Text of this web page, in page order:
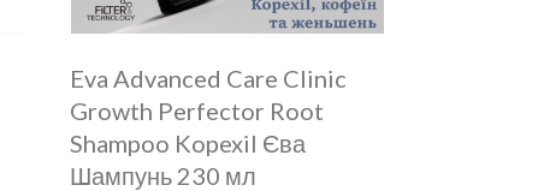
Eva Advanced Care Clinic
Growth Perfector Root
Shampoo Kopexil Єва
Шампунь 230 мл